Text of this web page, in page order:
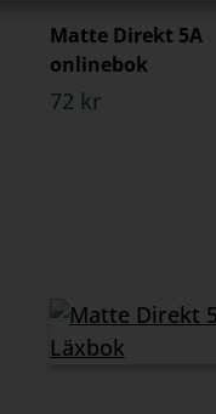
Matte Direkt 5A
onlinebok
72 kr